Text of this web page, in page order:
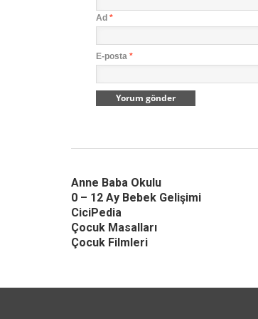
Ad *
E-posta *
Anne Baba Okulu
0 – 12 Ay Bebek Gelişimi
CiciPedia
Çocuk Masalları
Çocuk Filmleri